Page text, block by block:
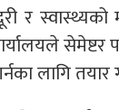
र
सेमेष्टर
लागि